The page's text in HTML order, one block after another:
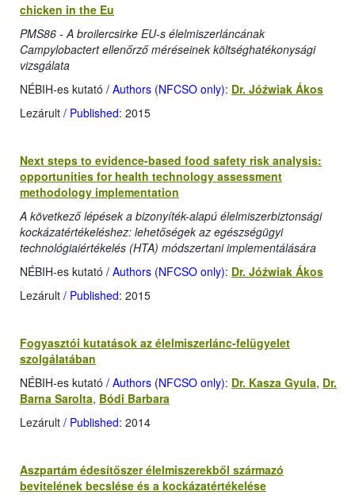
chicken in the Eu
PMS86 - A broilercsirke EU-s élelmiszerláncának
Campylobactert ellenőrző méréseinek költséghatékonysági
vizsgálata
NÉBIH-es kutató / Authors (NFCSO only): Dr. Jóźwiak Ákos
Lezárult / Published: 2015
Next steps to evidence-based food safety risk analysis:
opportunities for health technology assessment
methodology implementation
A következő lépések a bizonyíték-alapú élelmiszerbiztonsági
kockázatértékeléshez: lehetőségek az egészségügyi
technológiaiértékelés (HTA) módszertani implementálására
NÉBIH-es kutató / Authors (NFCSO only): Dr. Jóźwiak Ákos
Lezárult / Published: 2015
Fogyasztói kutatások az élelmiszerlánc-felügyelet
szolgálatában
NÉBIH-es kutató / Authors (NFCSO only): Dr. Kasza Gyula, Dr.
Barna Sarolta, Bódi Barbara
Lezárult / Published: 2014
Aszpartám édesítőszer élelmiszerekből származó
bevitelének becslése és a kockázatértékelése